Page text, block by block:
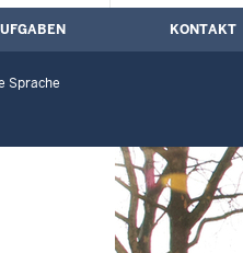
KONTAKT
Sprache